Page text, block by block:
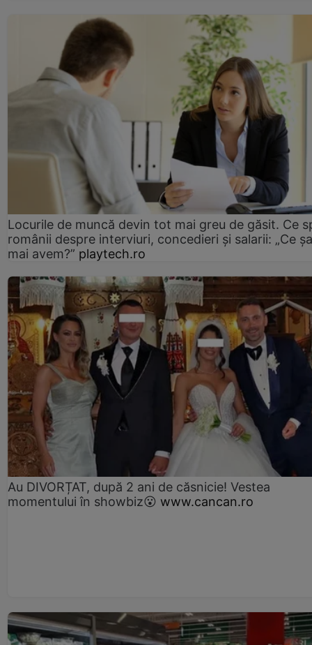
Locurile de muncă devin tot mai greu de găsit. Ce
românii despre interviuri, concedieri și salarii: „Ce
mai avem?” playtech.ro
Au DIVORȚAT, după 2 ani de căsnicie! Vestea
momentului în showbiz😮 www.cancan.ro